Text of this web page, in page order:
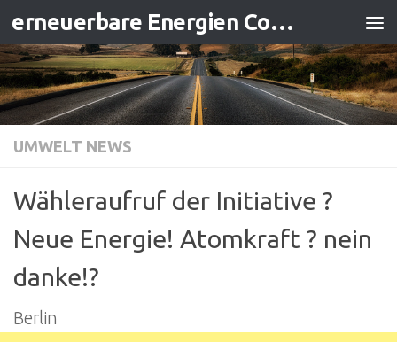
Zum Inhalt springen erneuerbare Energien Contracting
UMWELT NEWS
Wähleraufruf der Initiative ?
Neue Energie! Atomkraft ? nein
danke!?
Berlin